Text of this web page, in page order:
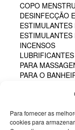
Para fornecer as
cookies para
COPO
DESINFECÇÃO
INCENSOS
LUBRIFICANTES
PARA
PARA O
TAMPÃO
TINTA